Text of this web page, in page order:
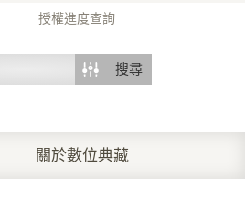
授權進度查詢
搜尋
關於數位典藏